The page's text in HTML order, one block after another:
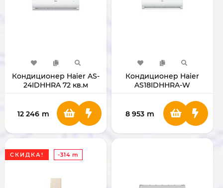
Кондиционер Haier AS-
24IDHHRA 72 кв.м
12 246 m
Кондиционер Haier
AS18IDHHRA-W
8 953 m
СКИДКА! -314 m